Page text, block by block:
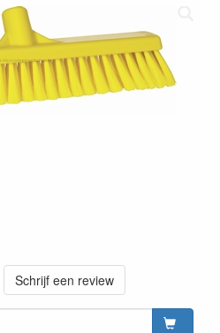
Schrijf een review